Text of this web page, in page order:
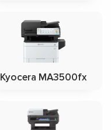
Kyocera MA3500fx